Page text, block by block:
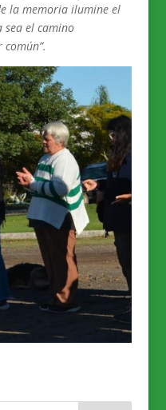
la memoria ilumine el
sea el camino